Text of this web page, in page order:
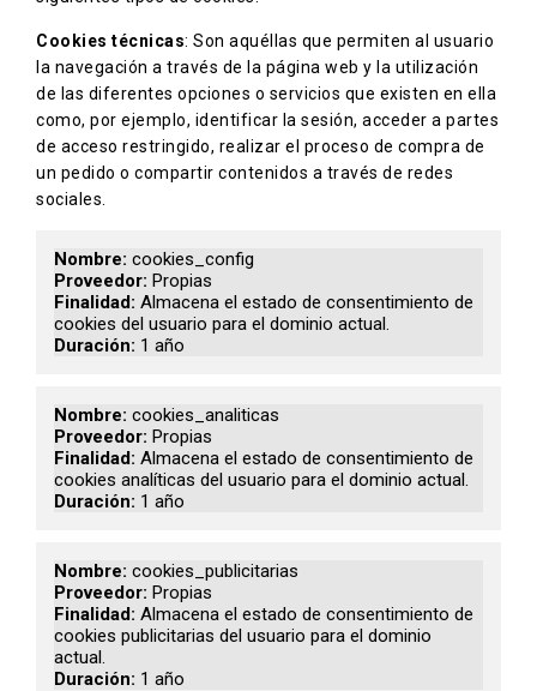
Cookies técnicas: Son aquéllas que permiten al usuario
la navegación a través de la página web y la utilización
de las diferentes opciones o servicios que existen en ella
como, por ejemplo, identificar la sesión, acceder a partes
de acceso restringido, realizar el proceso de compra de
un pedido o compartir contenidos a través de redes
sociales.
cookies_config
Propias
Almacena el estado de consentimiento de
cookies del usuario para el dominio actual.
1 año
cookies_analiticas
Propias
Almacena el estado de consentimiento de
cookies analíticas del usuario para el dominio actual.
1 año
cookies_publicitarias
Propias
Almacena el estado de consentimiento de
cookies publicitarias del usuario para el dominio
actual.
1 año